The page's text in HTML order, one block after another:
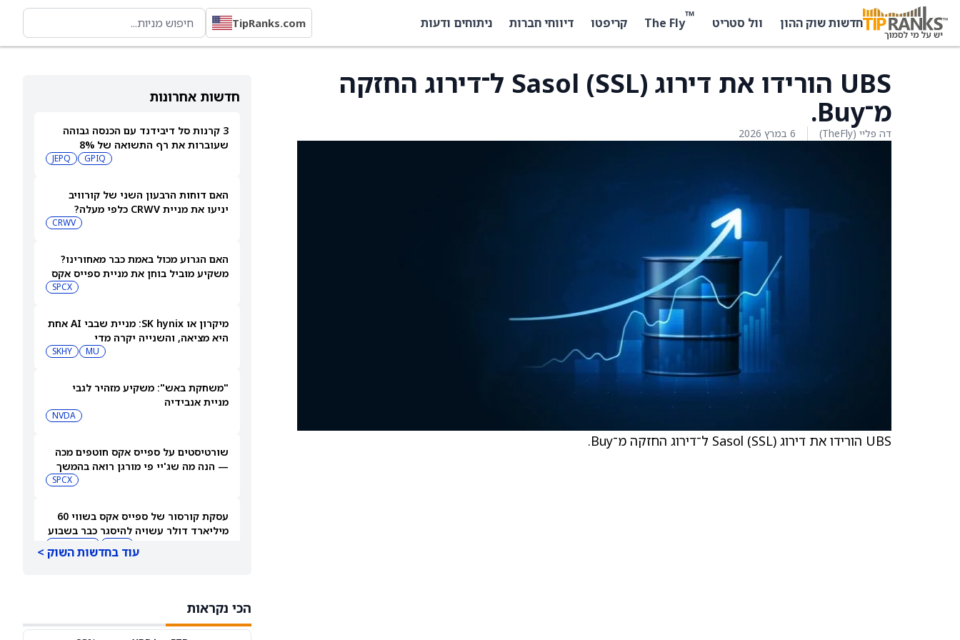
חדשות שוק ההון וול סטריט ™
The Fly קריפטו דיווחי חברות ניתוחים ודעות TipRanks.com
חדשות אחרונות
3 קרנות סל דיבידנד עם הכנסה גבוהה
שעוברות את רף התשואה של 8%
GPIQ
JEPQ
האם דוחות הרבעון השני של קורוויב
יניעו את מניית CRWV כלפי מעלה?
CRWV
האם הגרוע מכול באמת כבר מאחורינו?
משקיע מוביל בוחן את מניית ספייס אקס
SPCX
מיקרון או SK hynix: מניית שבבי AI אחת
היא מציאה, והשנייה יקרה מדי
MU
SKHY
"משחקת באש": משקיע מזהיר לגבי
מניית אנבידיה
NVDA
שורטיסטים על ספייס אקס חוטפים מכה
— הנה מה שג'יי פי מורגן רואה בהמשך
SPCX
עסקת קורסור של ספייס אקס בשווי 60
מיליארד דולר עשויה להיסגר כבר בשבוע
לטסלה
עוד בחדשות השוק >
הכי נקראות
UBS הורידו את דירוג Sasol (SSL) ל־דירוג החזקה
מ־Buy.
דה פליי (TheFly) 6 במרץ 2026
UBS הורידו את דירוג Sasol (SSL) ל־דירוג החזקה מ־Buy.